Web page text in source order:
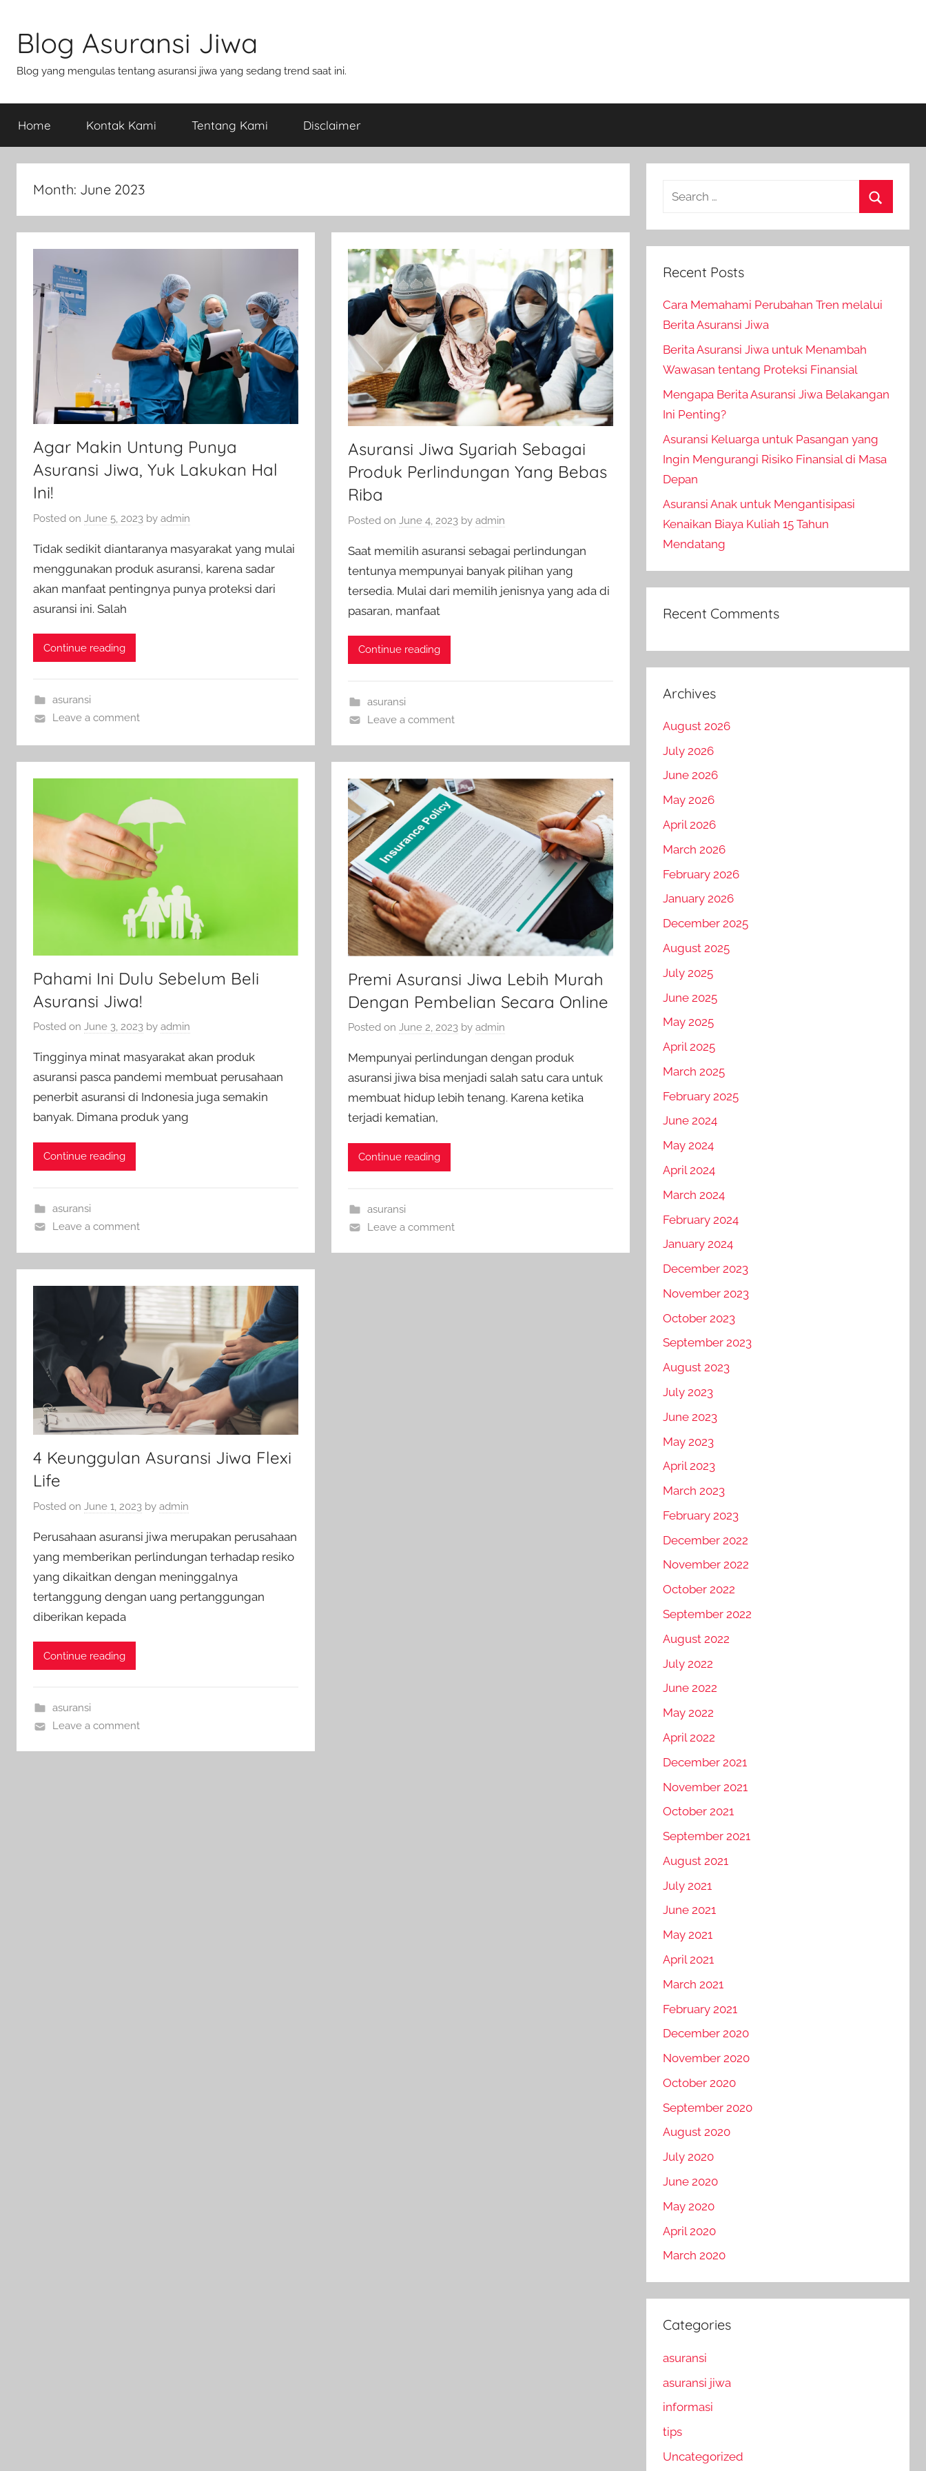
Blog Asuransi Jiwa
Blog yang mengulas tentang asuransi jiwa yang sedang trend saat ini.
Home Kontak Kami Tentang Kami Disclaimer
Month: June 2023
Agar Makin Untung Punya
Asuransi Jiwa, Yuk Lakukan Hal
Ini!
Posted on June 5, 2023 by admin
Tidak sedikit diantaranya masyarakat yang mulai
menggunakan produk asuransi, karena sadar
akan manfaat pentingnya punya proteksi dari
asuransi ini. Salah
Continue reading
asuransi
Leave a comment
Asuransi Jiwa Syariah Sebagai
Produk Perlindungan Yang Bebas
Riba
Posted onJune 4, 2023 byadmin
Saat memilih asuransi sebagai perlindungan
tentunya mempunyai banyak pilihan yang
tersedia. Mulai dari memilih jenisnya yang ada di
pasaran, manfaat
Continue reading
asuransi
Leave a comment
Pahami Ini Dulu Sebelum Beli
Asuransi Jiwa!
Posted on June 3, 2023 by admin
Tingginya minat masyarakat akan produk
asuransi pasca pandemi membuat perusahaan
penerbit asuransi di Indonesia juga semakin
banyak. Dimana produk yang
Continue reading
asuransi
Leave a comment
Premi Asuransi Jiwa Lebih Murah
Dengan Pembelian Secara Online
Posted onJune 2, 2023 byadmin
Mempunyai perlindungan dengan produk
asuransi jiwa bisa menjadi salah satu cara untuk
membuat hidup lebih tenang. Karena ketika
terjadi kematian,
Continue reading
asuransi
Leave a comment
4 Keunggulan Asuransi Jiwa Flexi
Life
Posted on June 1, 2023 by admin
Perusahaan asuransi jiwa merupakan perusahaan
yang memberikan perlindungan terhadap resiko
yang dikaitkan dengan meninggalnya
tertanggung dengan uang pertanggungan
diberikan kepada
Continue reading
asuransi
Leave a comment
Recent Posts
Cara Memahami Perubahan Tren melalui
Berita Asuransi Jiwa
Berita Asuransi Jiwa untuk Menambah
Wawasan tentang Proteksi Finansial
Mengapa Berita Asuransi Jiwa Belakangan
Ini Penting?
Asuransi Keluarga untuk Pasangan yang
Ingin Mengurangi Risiko Finansial di Masa
Depan
Asuransi Anak untuk Mengantisipasi
Kenaikan Biaya Kuliah 15 Tahun
Mendatang
Recent Comments
Archives
August 2026
July 2026
June 2026
May 2026
April 2026
March 2026
February 2026
January 2026
December 2025
August 2025
July 2025
June 2025
May 2025
April 2025
March 2025
February 2025
June 2024
May 2024
April 2024
March 2024
February 2024
January 2024
December 2023
November 2023
October 2023
September 2023
August 2023
July 2023
June 2023
May 2023
April 2023
March 2023
February 2023
December 2022
November 2022
October 2022
September 2022
August 2022
July 2022
June 2022
May 2022
April 2022
December 2021
November 2021
October 2021
September 2021
August 2021
July 2021
June 2021
May 2021
April 2021
March 2021
February 2021
December 2020
November 2020
October 2020
September 2020
August 2020
July 2020
June 2020
May 2020
April 2020
March 2020
Categories
asuransi
asuransi jiwa
informasi
tips
Uncategorized